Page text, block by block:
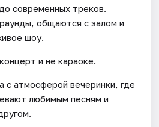
современных треков.
общаются с залом и
шоу.
и не караоке.
с атмосферой вечеринки, где
любимым песням и